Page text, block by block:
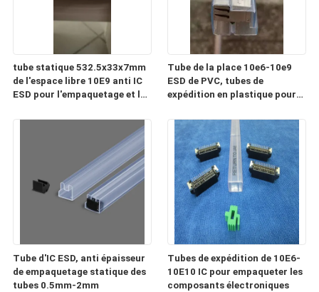
tube statique 532.5x33x7mm
de l'espace libre 10E9 anti IC
ESD pour l'empaquetage et le
Tube de la place 10e6-10e9
ESD de PVC, tubes de
expédition en plastique pour
Tube d'IC ESD, anti épaisseur
de empaquetage statique des
tubes 0.5mm-2mm
Tubes de expédition de 10E6-
10E10 IC pour empaqueter les
composants électroniques